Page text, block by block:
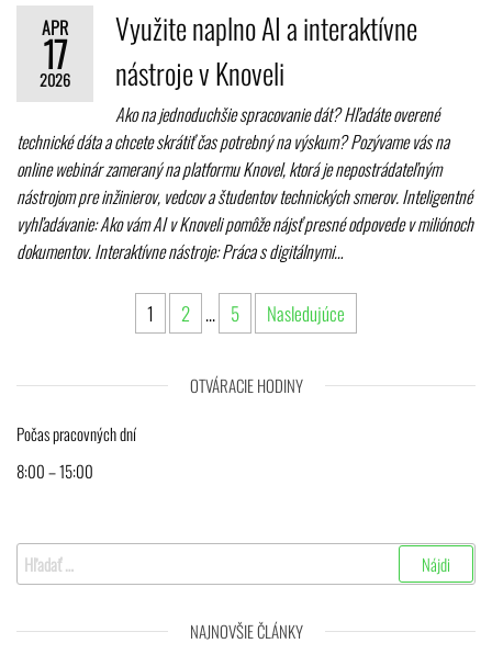
APR
17
2026
Využite naplno AI a interaktívne
nástroje v Knoveli
Ako na jednoduchšie spracovanie dát? Hľadáte overené
technické dáta a chcete skrátiť čas potrebný na výskum? Pozývame vás na
online webinár zameraný na platformu Knovel, ktorá je nepostrádateľným
nástrojom pre inžinierov, vedcov a študentov technických smerov. Inteligentné
vyhľadávanie: Ako vám AI v Knoveli pomôže nájsť presné odpovede v miliónoch
dokumentov. Interaktívne nástroje: Práca s digitálnymi…
Stránkovanie
1 2 … 5 Nasledujúce
OTVÁRACIE HODINY
Počas pracovných dní
8:00 – 15:00
Hľadať:
NAJNOVŠIE ČLÁNKY